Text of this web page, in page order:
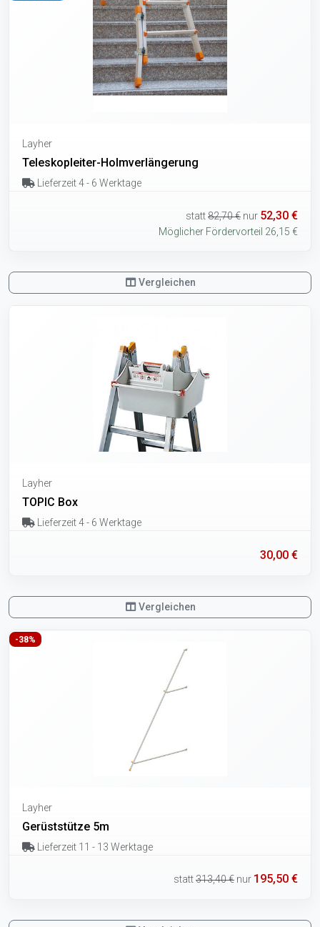
Layher
Teleskopleiter-Holmverlängerung
Lieferzeit 4 - 6 Werktage
statt82,70 € nur 52,30 €
Möglicher Fördervorteil 26,15 €
Vergleichen
Layher
TOPIC Box
Lieferzeit 4 - 6 Werktage
30,00 €
Vergleichen
-38%
Layher
Gerüststütze 5m
Lieferzeit 11 - 13 Werktage
statt313,40 € nur 195,50 €